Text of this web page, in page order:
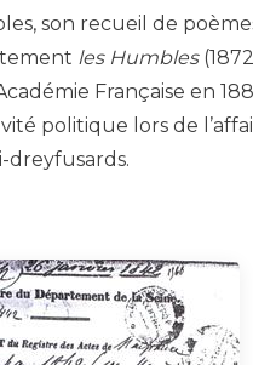
son recueil de
les Humbles
Française en
politique lors de
dreyfusards.